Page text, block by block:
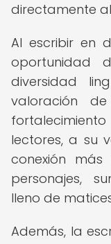
directamente
Al escribir en
oportunidad
diversidad
valoración
lectores, a su
conexión
personajes,
lleno de
Además, la